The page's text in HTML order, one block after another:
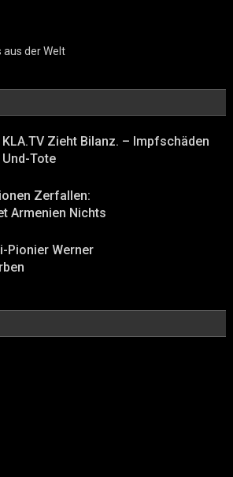
aus der Welt
KLA.TV Zieht Bilanz. – Impfschäden
Und-Tote
Zerfallen:
Armenien Nichts
Pionier Werner